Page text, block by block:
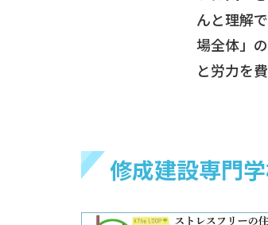
んと理解
場全体」
と労力を
修成建設専門